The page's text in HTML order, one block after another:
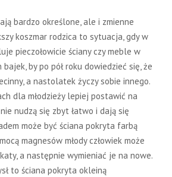
bardzo określone, ale i zmienne
koszmar rodzica to sytuacja, gdy w
pieczołowicie ściany czy meble w
by po pół roku dowiedzieć się, że
a nastolatek życzy sobie innego.
dla młodzieży lepiej postawić na
nudzą się zbyt łatwo i dają się
może być ściana pokryta farbą
magnesów młody człowiek może
a następnie wymieniać je na nowe.
to ściana pokryta okleiną